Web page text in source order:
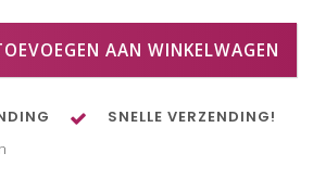
AAN WINKELWAGEN
SNELLE VERZENDING!